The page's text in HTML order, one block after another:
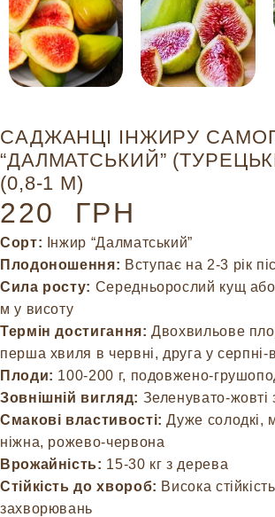
САДЖАНЦІ ІНЖИРУ
“ДАЛМАТСЬКИЙ”
(0,8-1 М)
220 ГРН
Сорт: Інжир “Далматський”
Плодоношення: Вступає на 2-3 рік
Сила росту: Середньорослий кущ
м у висоту
Термін достигання: Двохвильове
перша хвиля в червні, друга у серпні-
Плоди: 100-200 г, подовжено-
Зовнішній вигляд: Зеленувато-жовті
Смакові властивості: Дуже солодкі,
ніжна, рожево-червона
Врожайність: 15-30 кг з дерева
Стійкість до хвороб: Висока
захворювань